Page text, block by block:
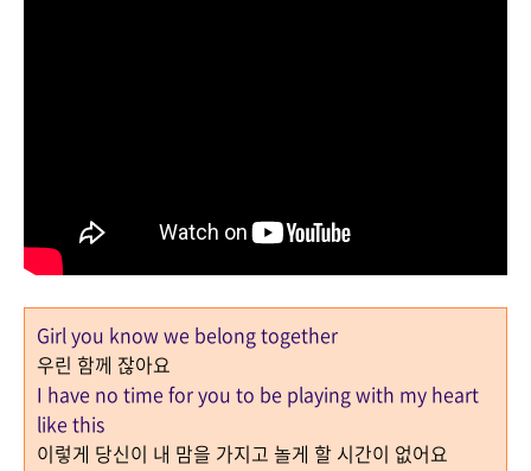
Girl you know we belong together
우린 함께 잖아요
I have no time for you to be playing with my heart
like this
이렇게 당신이 내 맘을 가지고 놀게 할 시간이 없어요